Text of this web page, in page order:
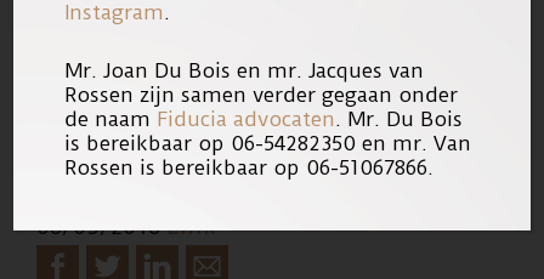
naar het door de politie ingehuurde
hebben diametraal anders verklaard.”
[Lees meer…]over’Info
zaak
Mitch
08/05/2018Link
Instagram .
Mr. Joan Du Bois en mr. Jacques van
Rossen zijn samen verder gegaan onder
de naam Fiducia advocaten . Mr. Du Bois
is bereikbaar op 06-54282350 en mr. Van
Rossen is bereikbaar op 06-51067866.